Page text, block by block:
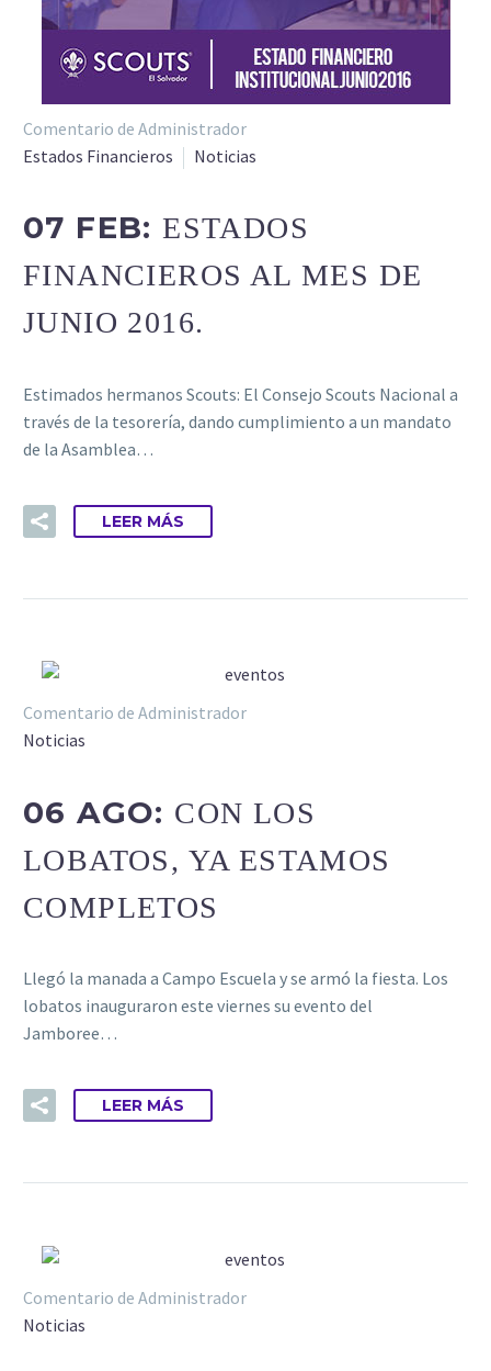
Comentario de Administrador
Estados Financieros
Noticias
07 FEB:ESTADOS
FINANCIEROS AL MES DE
JUNIO 2016.
Estimados hermanos Scouts: El Consejo Scouts Nacional a
través de la tesorería, dando cumplimiento a un mandato
de la Asamblea…
LEER MÁS
Comentario de Administrador
Noticias
06 AGO: CON LOS
LOBATOS, YA ESTAMOS
COMPLETOS
Llegó la manada a Campo Escuela y se armó la fiesta. Los
lobatos inauguraron este viernes su evento del
Jamboree…
LEER MÁS
Comentario de Administrador
Noticias